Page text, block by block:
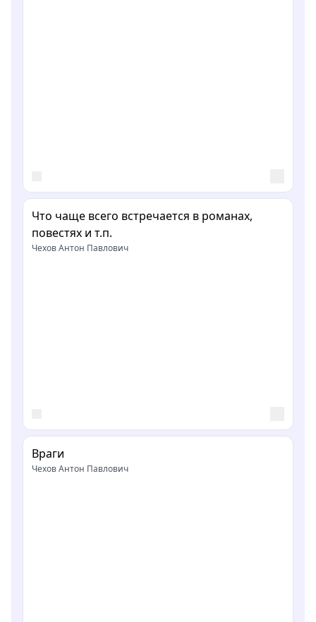
Что чаще всего встречается в романах,
повестях и т.п.
Чехов Антон Павлович
Враги
Чехов Антон Павлович